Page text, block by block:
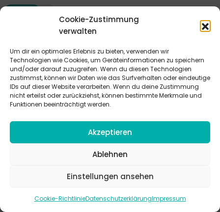
Cookie-Zustimmung
verwalten
Um dir ein optimales Erlebnis zu bieten, verwenden wir
Technologien wie Cookies, um Geräteinformationen zu speichern
und/oder darauf zuzugreifen. Wenn du diesen Technologien
zustimmst, können wir Daten wie das Surfverhalten oder eindeutige
IDs auf dieser Website verarbeiten. Wenn du deine Zustimmung
nicht erteilst oder zurückziehst, können bestimmte Merkmale und
Funktionen beeinträchtigt werden.
Akzeptieren
Ablehnen
Einstellungen ansehen
Cookie-RichtlinieDatenschutzerklärungImpressum
Einheit | Kreativangebot | 15 Min. |
Cremiger Quark, fruchtige Himbeeren und knuspriges